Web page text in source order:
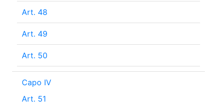
Art. 48
Art. 49
Art. 50
Capo IV
Art. 51